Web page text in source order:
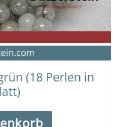
(18 Perlen in